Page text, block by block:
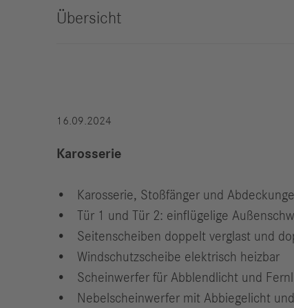
Compliance
Absolventen
Schüler
Wer wir sind
Benefits
Jobs
Übersicht
16.09.2024
Karosserie
Karosserie, Stoßfänger und
Tür 1 und Tür 2: einflügelige
Seitenscheiben doppelt verglast und
Windschutzscheibe elektrisch heizbar
Scheinwerfer für Abblendlicht und
Nebelscheinwerfer mit Abbiegelicht